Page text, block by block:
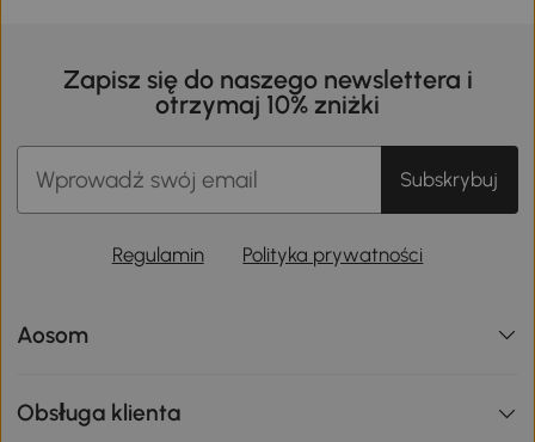
Zapisz się do naszego newslettera i
otrzymaj 10% zniżki
Subskrybuj
Regulamin Polityka prywatności
Aosom
Obsługa klienta